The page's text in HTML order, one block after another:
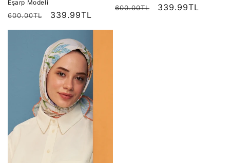
Eşarp Modeli
Normal
fiyat
600.00TL
İndirimli
fiyat
339.99TL
Normal
600.00TL
İndirimli
339.99TL